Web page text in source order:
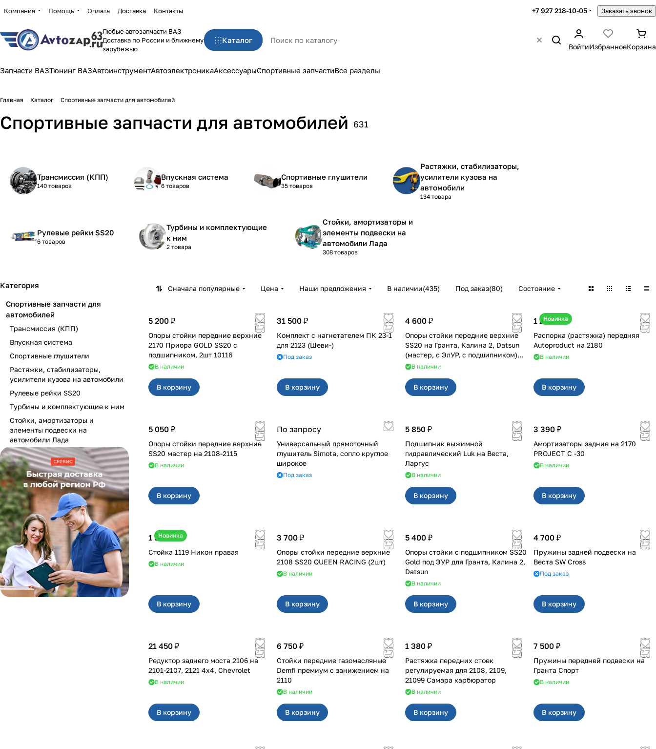
Компания Помощь Оплата Доставка Контакты +7 927 218-10-05 Заказать звонок
Любые автозапчасти ВАЗ
Доставка по России и ближнему
зарубежью
Каталог
ВойтиИзбранноеКорзина
Запчасти ВАЗТюнинг ВАЗАвтоинструментАвтоэлектроникаАксессуарыСпортивные запчастиВсе разделы
Главная Каталог Спортивные запчасти для автомобилей
Спортивные запчасти для автомобилей 631
Трансмиссия (КПП)
140 товаров
Впускная система
6 товаров
Спортивные глушители
35 товаров
Растяжки, стабилизаторы,
усилители кузова на
автомобили
134 товара
Рулевые рейки SS20
6 товаров
Турбины и комплектующие
к ним
2 товара
Стойки, амортизаторы и
элементы подвески на
автомобили Лада
308 товаров
Сначала популярные Цена Наши предложения В наличии(435) Под заказ(80) Состояние
5 200 ₽
Опоры стойки передние верхние
2170 Приора GOLD SS20 с
подшипником, 2шт 10116
В наличии
В корзину
31 500 ₽
Комплект с нагнетателем ПК 23-1
для 2123 (Шеви-)
Под заказ
В корзину
4 600 ₽
Опоры стойки передние верхние
SS20 на Гранта, Калина 2, Datsun
(мастер, с ЭлУР, с подшипником)
2шт 10123
В наличии
В корзину
Новинка
1 250 ₽
Распорка (растяжка) передняя
Autoproduct на 2180
В наличии
В корзину
5 050 ₽
Опоры стойки передние верхние
SS20 мастер на 2108-2115
В наличии
В корзину
По запросу
Универсальный прямоточный
глушитель Simota, сопло круглое
широкое
Под заказ
5 850 ₽
Подшипник выжимной
гидравлический Luk на Веста,
Ларгус
В наличии
В корзину
3 390 ₽
Амортизаторы задние на 2170
PROJECT С -30
В наличии
В корзину
Новинка
1 950 ₽
Стойка 1119 Никон правая
В наличии
В корзину
3 700 ₽
Опоры стойки передние верхние
2108 SS20 QUEEN RACING (2шт)
В наличии
В корзину
5 400 ₽
Опоры стойки с подшипником SS20
Gold под ЭУР для Гранта, Калина 2,
Datsun
В наличии
В корзину
4 700 ₽
Пружины задней подвески на
Веста SW Cross
Под заказ
В корзину
21 450 ₽
Редуктор заднего моста 2106 на
2101-2107, 2121 4x4, Chevrolet
В наличии
В корзину
6 750 ₽
Стойки передние газомасляные
Demfi премиум с занижением на
2110
В наличии
В корзину
1 380 ₽
Растяжка передних стоек
регулируемая для 2108, 2109,
21099 Самара карбюратор
В наличии
В корзину
7 500 ₽
Пружины передней подвески на
Гранта Спорт
В наличии
В корзину
Категория
Спортивные запчасти для
автомобилей
Трансмиссия (КПП)
Впускная система
Спортивные глушители
Растяжки, стабилизаторы,
усилители кузова на автомобили
Рулевые рейки SS20
Турбины и комплектующие к ним
Стойки, амортизаторы и
элементы подвески на
автомобили Лада